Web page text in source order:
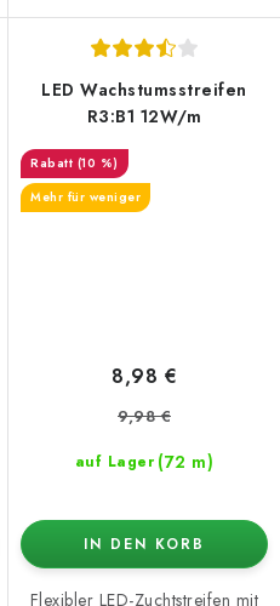
LED Wachstumsstreifen
R3:B1 12W/m
(10 %)
Mehr für weniger
auf Lager (72 m)
8,98 €
9,98 €
IN DEN KORB
Flexibler LED-Zuchtstreifen mit